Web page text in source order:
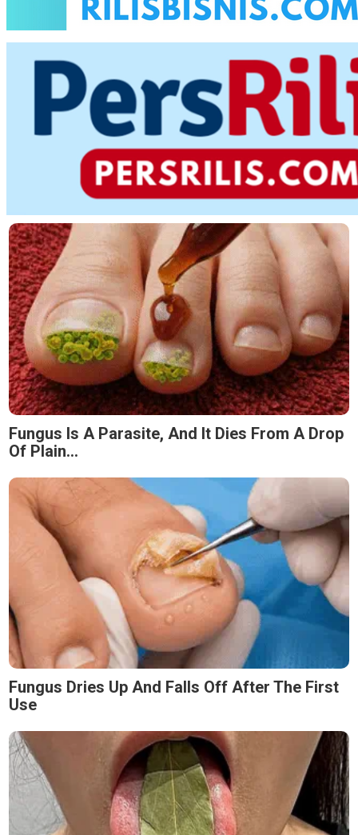
Fungus Is A Parasite, And It Dies From A Drop
Of Plain...
Fungus Dries Up And Falls Off After The First
Use